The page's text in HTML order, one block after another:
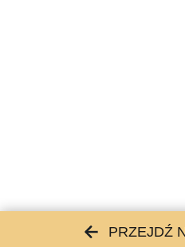
PRZEJDŹ